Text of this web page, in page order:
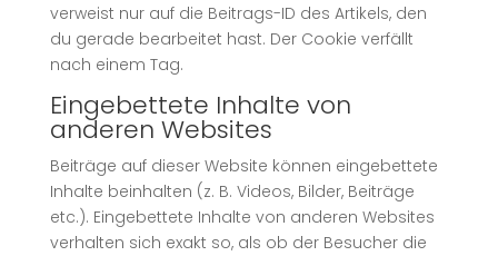
verweist nur auf die Beitrags-ID des Artikels, den
du gerade bearbeitet hast. Der Cookie verfällt
nach einem Tag.
Eingebettete Inhalte von
anderen Websites
Beiträge auf dieser Website können eingebettete
Inhalte beinhalten (z. B. Videos, Bilder, Beiträge
etc.). Eingebettete Inhalte von anderen Websites
verhalten sich exakt so, als ob der Besucher die